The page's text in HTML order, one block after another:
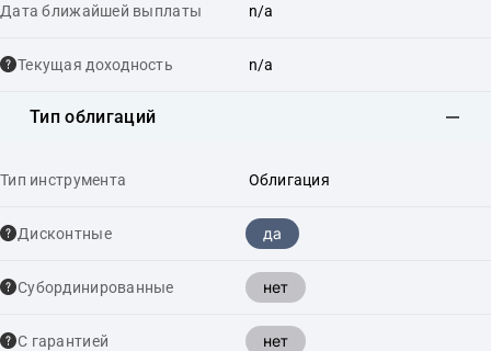
Дата ближайшей выплаты n/a
Текущая доходность n/a
Тип облигаций
Тип инструмента Облигация
Дисконтные да
Cубординированные нет
С гарантией нет